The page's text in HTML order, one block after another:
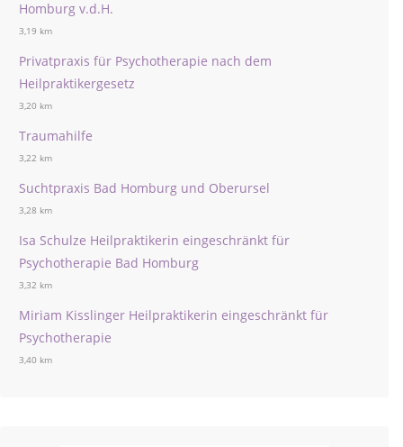
Homburg v.d.H.
3,19 km
Privatpraxis für Psychotherapie nach dem
Heilpraktikergesetz
3,20 km
Traumahilfe
3,22 km
Suchtpraxis Bad Homburg und Oberursel
3,28 km
Isa Schulze Heilpraktikerin eingeschränkt für
Psychotherapie Bad Homburg
3,32 km
Miriam Kisslinger Heilpraktikerin eingeschränkt für
Psychotherapie
3,40 km